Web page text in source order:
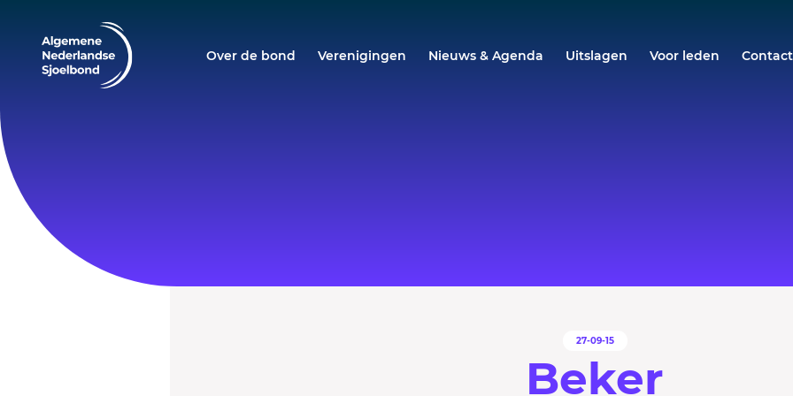
Over de bond Verenigingen Nieuws & Agenda Uitslagen Voor leden Contact
27-09-15
Beker